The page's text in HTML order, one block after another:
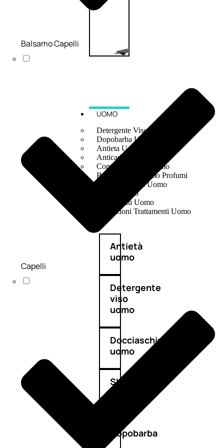
UOMO
Detergente Viso Uomo
Dopobarba Uomo
Antieta Uomo
Anticaduta Uomo
Contorno Occhi Uomo
Bagnodoccia Uomo Profumi
Docciaschiuma Uomo
Corpo Uomo
Deodoranti Uomo
Confezioni Trattamenti Uomo
Antietà
uomo
Detergente
viso
uomo
Docciaschiuma
uomo
Shampoo
uomo
Dopobarba
Balsamo Capelli
Capelli